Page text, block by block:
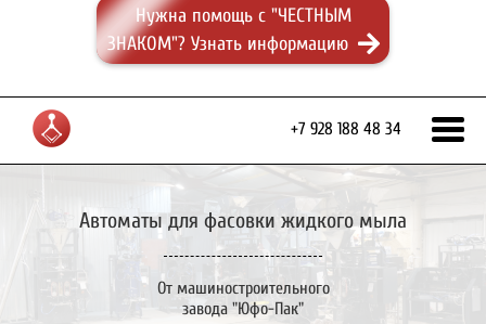
Нужна помощь с "ЧЕСТНЫМ
ЗНАКОМ"? Узнать информацию
+7 928 188 48 34
Автоматы для фасовки жидкого мыла
От машиностроительного
завода "Юфо-Пак"